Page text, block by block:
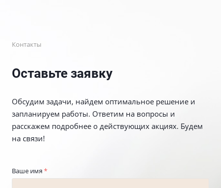
Контакты
Оставьте заявку
Обсудим задачи, найдем оптимальное решение и
запланируем работы. Ответим на вопросы и
расскажем подробнее о действующих акциях. Будем
на связи!
Ваше имя *